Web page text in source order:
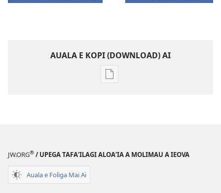
AUALA E KOPI (DOWNLOAD) AI
Vaega
LE
JW.ORG® / UPEGA TAFA‘ILAGI ALOA‘IA A MOLIMAU A IEOVA
Auala e Foliga Mai Ai